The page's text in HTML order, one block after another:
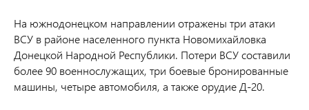
На южнодонецком направлении отражены три атаки
ВСУ в районе населенного пункта Новомихайловка
Донецкой Народной Республики. Потери ВСУ составили
более 90 военнослужащих, три боевые бронированные
машины, четыре автомобиля, а также орудие Д-20.